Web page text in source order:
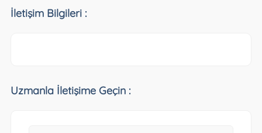
İletişim Bilgileri :
Uzmanla İletişime Geçin :